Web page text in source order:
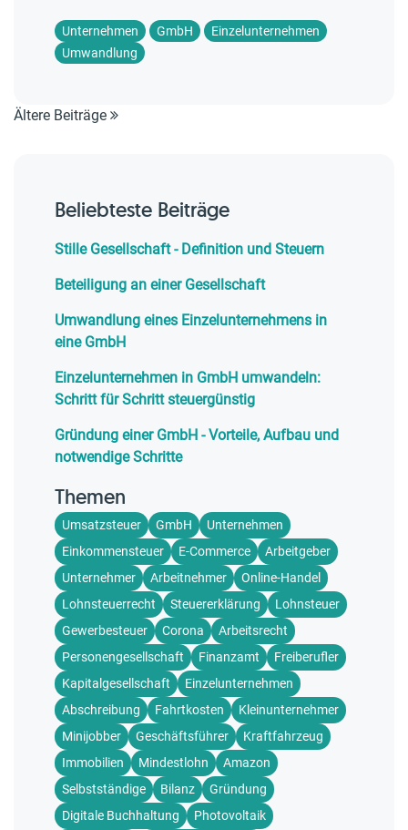
Unternehmen GmbH
Einzelunternehmen
Umwandlung
Ältere Beiträge
Beliebteste Beiträge
Stille Gesellschaft - Definition und Steuern
Beteiligung an einer Gesellschaft
Umwandlung eines Einzelunternehmens in
eine GmbH
Einzelunternehmen in GmbH umwandeln:
Schritt für Schritt steuergünstig
Gründung einer GmbH - Vorteile, Aufbau und
notwendige Schritte
Themen
Umsatzsteuer GmbH
Unternehmen
Einkommensteuer
E-Commerce
Arbeitgeber
Unternehmer
Arbeitnehmer
Online-Handel
Lohnsteuerrecht
Steuererklärung
Lohnsteuer
Gewerbesteuer
Corona
Arbeitsrecht
Personengesellschaft
Finanzamt
Freiberufler
Kapitalgesellschaft
Einzelunternehmen
Abschreibung
Fahrtkosten
Kleinunternehmer
Minijobber
Geschäftsführer
Kraftfahrzeug
Immobilien
Mindestlohn
Amazon
Selbstständige
Bilanz
Gründung
Digitale Buchhaltung
Photovoltaik